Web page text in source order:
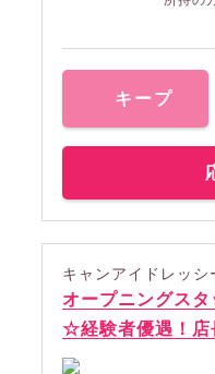
キープ
キャンアイドレッシ
オープニングス
☆経験者優遇！店